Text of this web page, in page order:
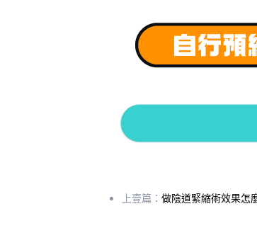
上壹篇： 做陰道緊縮術效果怎